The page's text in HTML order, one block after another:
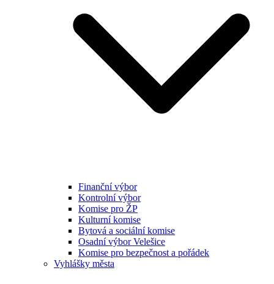
Finanční výbor
Kontrolní výbor
Komise pro ŽP
Kulturní komise
Bytová a sociální komise
Osadní výbor Velešice
Komise pro bezpečnost a pořádek
Vyhlášky města